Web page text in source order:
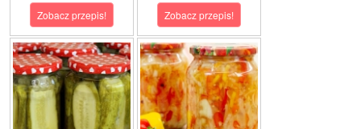
Zobacz przepis! Zobacz przepis!